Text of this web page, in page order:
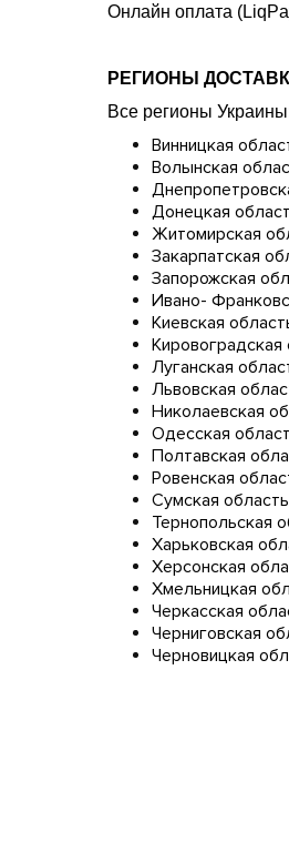
Онлайн оплата
РЕГИОНЫ
Все регионы
Винницкая
Волынская
Донецкая
Житомирская
Закарпатская
Запорожская
Ивано-
Киевская
Кировоградская
Луганская
Львовская
Николаевская
Одесская
Полтавская
Ровенская
Сумская область
Тернопольская
Харьковская
Херсонская
Хмельницкая
Черкасская
Черниговская
Черновицкая